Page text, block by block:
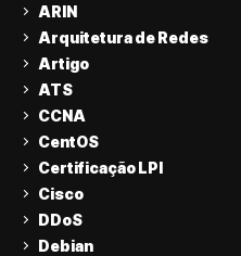
ARIN
Arquitetura de Redes
Artigo
ATS
CCNA
CentOS
Certificação LPI
Cisco
DDoS
Debian